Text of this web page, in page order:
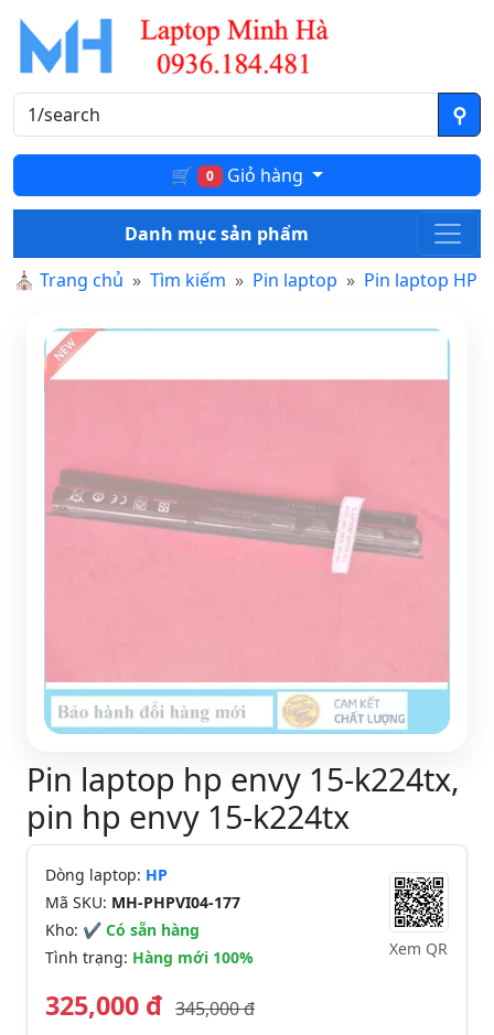
🛒 0 Giỏ hàng
Danh mục sản phẩm
⛪ Trang chủ Tìm kiếm Pin laptop Pin laptop HP
Pin laptop hp envy 15-k224tx,
pin hp envy 15-k224tx
Dòng laptop: HP
Mã SKU: MH-PHPVI04-177
Kho: ✔ Có sẵn hàng
Tình trạng: Hàng mới 100% Xem QR
325,000 đ 345,000 đ